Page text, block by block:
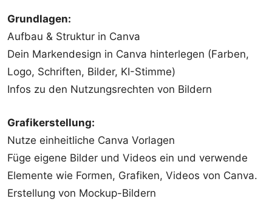
Grundlagen:
Aufbau & Struktur in Canva
Dein Markendesign in Canva hinterlegen (Farben,
Logo, Schriften, Bilder, KI-Stimme)
Infos zu den Nutzungsrechten von Bildern
Grafikerstellung:
Nutze einheitliche Canva Vorlagen
Füge eigene Bilder und Videos ein und verwende
Elemente wie Formen, Grafiken, Videos von Canva.
Erstellung von Mockup-Bildern